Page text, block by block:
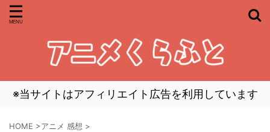
※当サイトはアフィリエイト広告を利用しています
HOME >アニメ 感想 >